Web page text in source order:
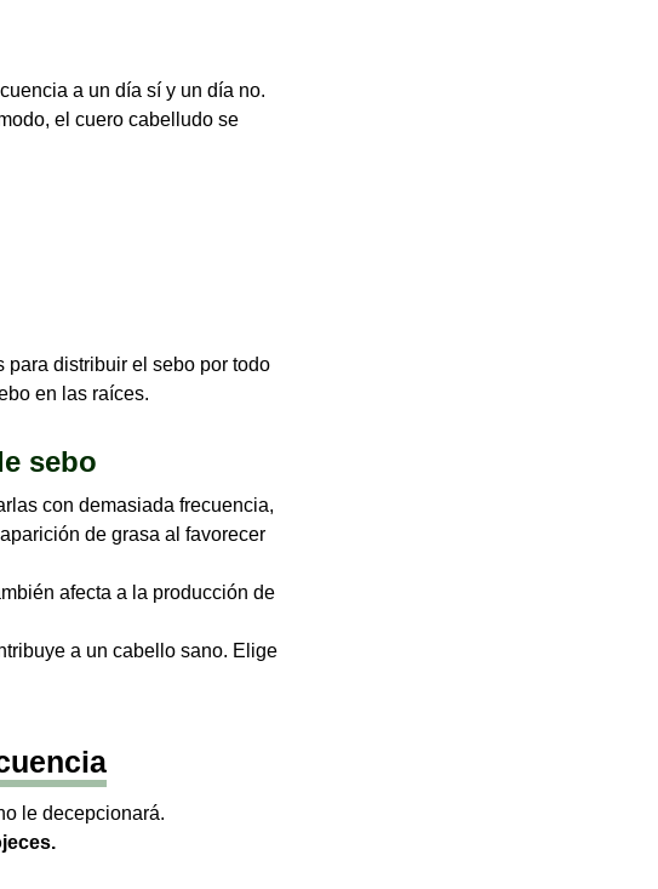
a un día sí y un día no.
el cuero cabelludo se
distribuir el sebo por todo
en las raíces.
sebo
con demasiada frecuencia,
de grasa al favorecer
afecta a la producción de
a un cabello sano. Elige
le decepcionará.